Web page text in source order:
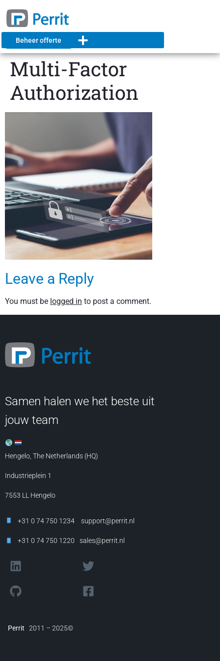
Beheer offerte
Multi-Factor
Authorization
Leave a Reply
You must be logged in to post a comment.
Samen halen we het beste uit
jouw team
Hengelo, The Netherlands (HQ)
Industrieplein 1
7553 LL Hengelo
+31 0 74 750 1234 support@perrit.nl
+31 0 74 750 1220 sales@perrit.nl
Perrit 2011 – 2025©